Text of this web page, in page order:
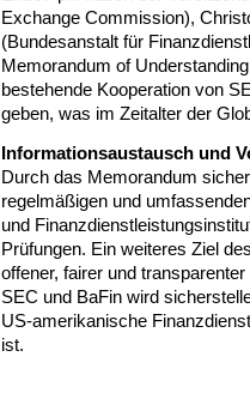
Exchange Commission),
(Bundesanstalt für
Memorandum of
bestehende Kooperation von
geben, was im Zeitalter der
Informationsaustausch und
Durch das Memorandum
regelmäßigen und
und
Prüfungen. Ein weiteres Ziel
offener, fairer und
SEC und BaFin wird
US-amerikanische
ist.